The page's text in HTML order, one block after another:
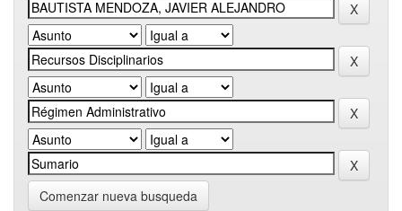
Comenzar nueva busqueda